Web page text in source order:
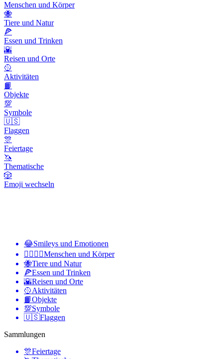
Menschen und Körper
🐝
Tiere und Natur
🍕
Essen und Trinken
🌇
Reisen und Orte
🥎
Aktivitäten
📙
Objekte
💯
Symbole
🇺🇸
Flaggen
🎊
Feiertage
🦄
Thematische
🎲
Emoji wechseln
😂Smileys und Emotionen
👩‍❤️‍💋‍👨Menschen und Körper
🐝Tiere und Natur
🍕Essen und Trinken
🌇Reisen und Orte
🥎Aktivitäten
📙Objekte
💯Symbole
🇺🇸Flaggen
Sammlungen
🎊Feiertage